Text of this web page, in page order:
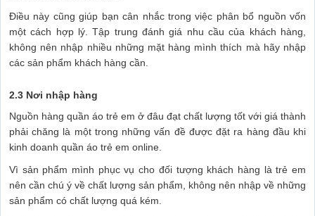
Điều này cũng giúp bạn cân nhắc trong việc phân bổ nguồn vốn
một cách hợp lý. Tập trung đánh giá nhu cầu của khách hàng,
không nên nhập nhiều những mặt hàng mình thích mà hãy nhập
các sản phẩm khách hàng cần.
2.3 Nơi nhập hàng
Nguồn hàng quần áo trẻ em ở đâu đạt chất lượng tốt với giá thành
phải chăng là một trong những vấn đề được đặt ra hàng đầu khi
kinh doanh quần áo trẻ em online.
Vì sản phẩm mình phục vụ cho đối tượng khách hàng là trẻ em
nên cần chú ý về chất lượng sản phẩm, không nên nhập về những
sản phẩm có chất lượng quá kém.